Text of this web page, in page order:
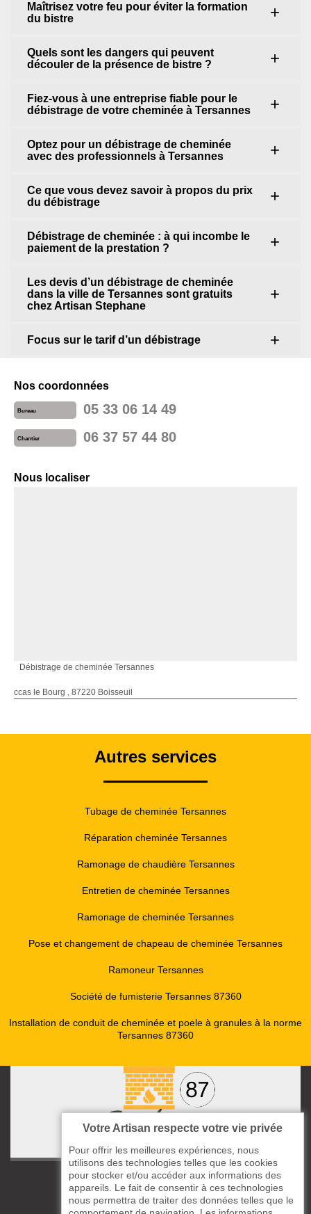
Maîtrisez votre feu pour éviter la formation
du bistre
Quels sont les dangers qui peuvent
découler de la présence de bistre ?
Fiez-vous à une entreprise fiable pour le
débistrage de votre cheminée à Tersannes
Optez pour un débistrage de cheminée
avec des professionnels à Tersannes
Ce que vous devez savoir à propos du prix
du débistrage
Débistrage de cheminée : à qui incombe le
paiement de la prestation ?
Les devis d’un débistrage de cheminée
dans la ville de Tersannes sont gratuits
chez Artisan Stephane
Focus sur le tarif d’un débistrage
Nos coordonnées
Bureau 05 33 06 14 49
Chantier 06 37 57 44 80
Nous localiser
Débistrage de cheminée Tersannes
ccas le Bourg , 87220 Boisseuil
Autres services
Tubage de cheminée Tersannes
Réparation cheminée Tersannes
Ramonage de chaudière Tersannes
Entretien de cheminée Tersannes
Ramonage de cheminée Tersannes
Pose et changement de chapeau de cheminée Tersannes
Ramoneur Tersannes
Société de fumisterie Tersannes 87360
Installation de conduit de cheminée et poele à granules à la norme
Tersannes 87360
ccas le Bourg
87220 Boisseuil
Votre Artisan respecte votre vie privée
Pour offrir les meilleures expériences, nous
utilisons des technologies telles que les cookies
pour stocker et/ou accéder aux informations des
appareils. Le fait de consentir à ces technologies
nous permettra de traiter des données telles que le